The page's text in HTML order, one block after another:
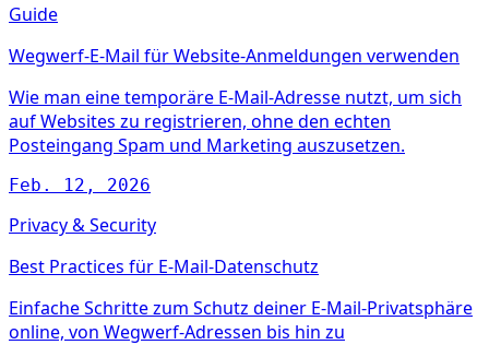
Guide
Wegwerf-E-Mail für Website-Anmeldungen verwenden
Wie man eine temporäre E-Mail-Adresse nutzt, um sich
auf Websites zu registrieren, ohne den echten
Posteingang Spam und Marketing auszusetzen.
Feb. 12, 2026
Privacy & Security
Best Practices für E-Mail-Datenschutz
Einfache Schritte zum Schutz deiner E-Mail-Privatsphäre
online, von Wegwerf-Adressen bis hin zu